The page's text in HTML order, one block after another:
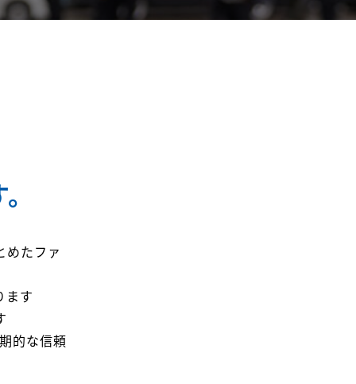
めたファ
ます
的な信頼